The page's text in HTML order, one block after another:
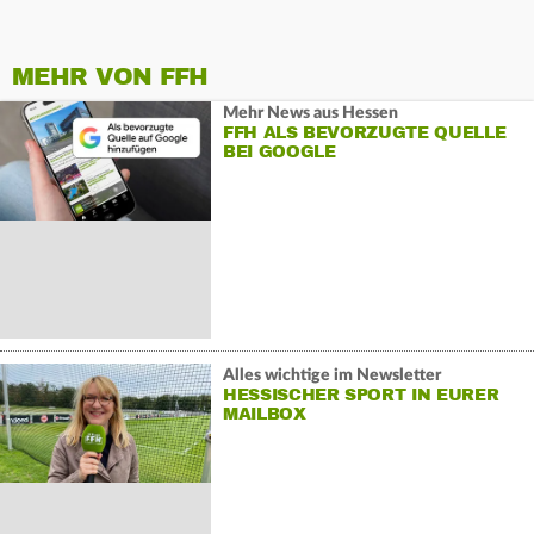
MEHR VON FFH
Mehr News aus Hessen
FFH ALS BEVORZUGTE QUELLE
BEI GOOGLE
Alles wichtige im Newsletter
HESSISCHER SPORT IN EURER
MAILBOX